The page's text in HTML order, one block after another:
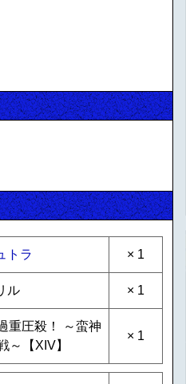
トラ × 1
ル × 1
重圧殺！ ～蛮神
～【XIV】
× 1